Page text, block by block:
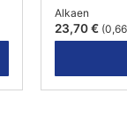
Alkaen
23,70 €